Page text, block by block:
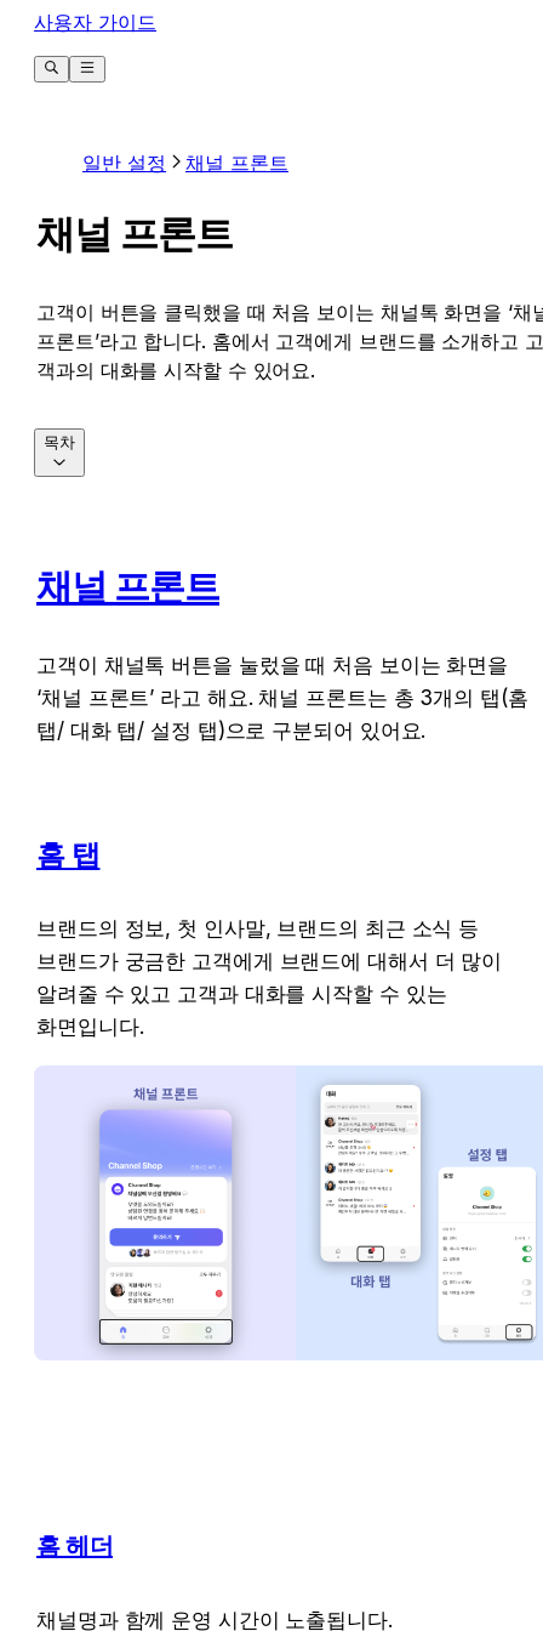
사용자 가이드
일반 설정 채널 프론트
채널 프론트
고객이 버튼을 클릭했을 때 처음 보이는 채널톡 화면을 ‘채
프론트’라고 합니다. 홈에서 고객에게 브랜드를 소개하고 고
객과의 대화를 시작할 수 있어요.
채널 프론트
고객이 채널톡 버튼을 눌렀을 때 처음 보이는 화면을
‘채널 프론트’ 라고 해요. 채널 프론트는 총 3개의 탭(홈
탭/ 대화 탭/ 설정 탭)으로 구분되어 있어요.
홈 탭
브랜드의 정보, 첫 인사말, 브랜드의 최근 소식 등
브랜드가 궁금한 고객에게 브랜드에 대해서 더 많이
알려줄 수 있고 고객과 대화를 시작할 수 있는
화면입니다.
홈 헤더
채널명과 함께 운영 시간이 노출됩니다.
목차